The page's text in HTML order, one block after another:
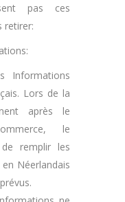
pas ces
retirer:
Lors de la
après le
le
remplir les
Néerlandais